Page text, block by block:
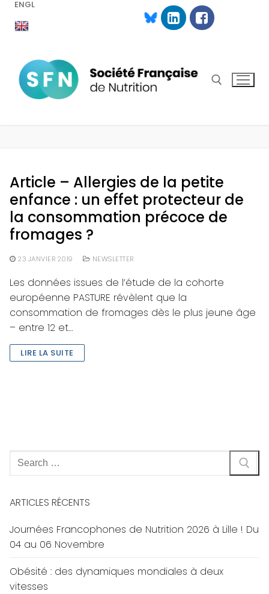
AllerENGL
Article – Allergies de la petite
enfance : un effet protecteur de
la consommation précoce de
fromages ?
23 JANVIER 2019 NEWSLETTER
Les données issues de l’étude de la cohorte
européenne PASTURE révèlent que la
consommation de fromages dès le plus jeune âge
– entre 12 et…
LIRE LA SUITE
Rechercher
:
ARTICLES RÉCENTS
Journées Francophones de Nutrition 2026 à Lille ! Du
04 au 06 Novembre
Obésité : des dynamiques mondiales à deux
vitesses